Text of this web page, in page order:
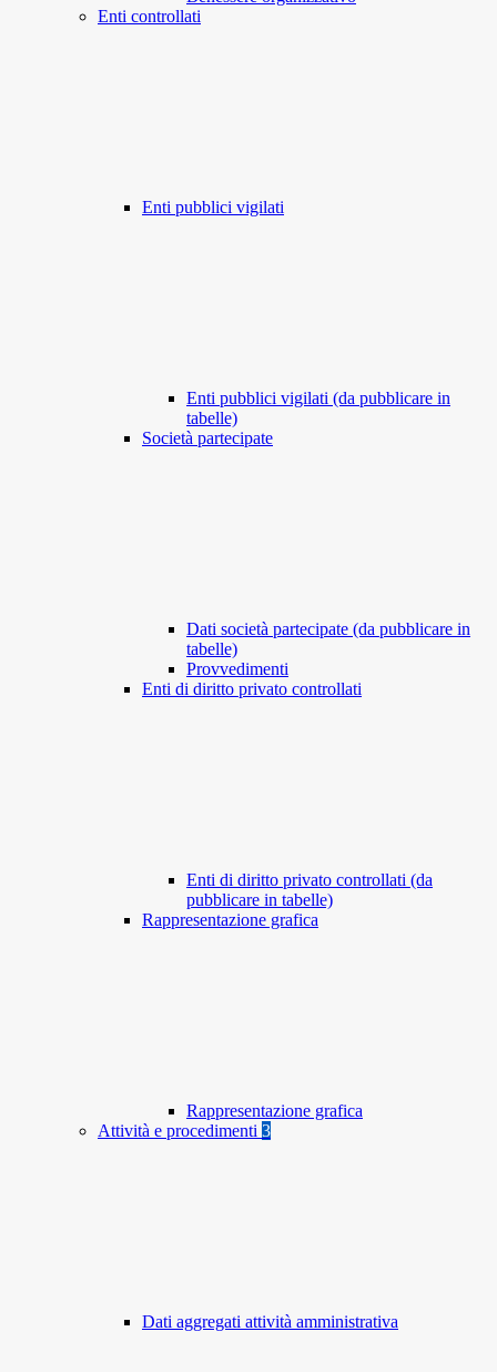
Enti controllati
Enti pubblici vigilati
Enti pubblici vigilati (da pubblicare in
tabelle)
Società partecipate
Dati società partecipate (da pubblicare in
tabelle)
Provvedimenti
Enti di diritto privato controllati
Enti di diritto privato controllati (da
pubblicare in tabelle)
Rappresentazione grafica
Rappresentazione grafica
Attività e procedimenti 3
Dati aggregati attività amministrativa